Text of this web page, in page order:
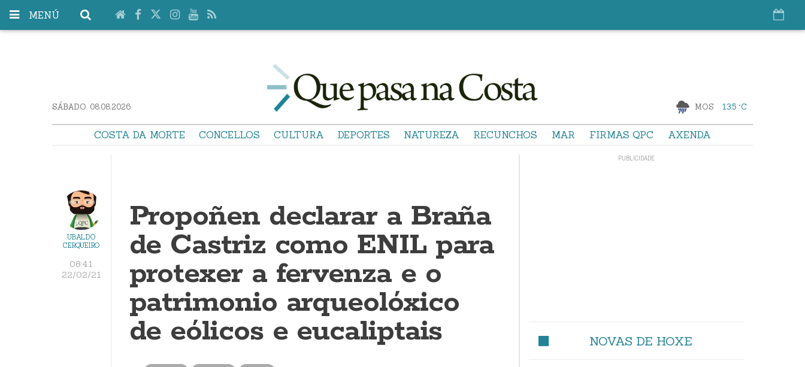
MENÚ
SÁBADO. 08.08.2026 MOS 13.5 °C
COSTA DA MORTE CONCELLOS CULTURA DEPORTES NATUREZA RECUNCHOS MAR FIRMAS QPC AXENDA
UBALDO
CERQUEIRO
08:41
22/02/21
Propoñen declarar a Braña
de Castriz como ENIL para
protexer a fervenza e o
patrimonio arqueolóxico
de eólicos e eucaliptais NOVAS DE HOXE